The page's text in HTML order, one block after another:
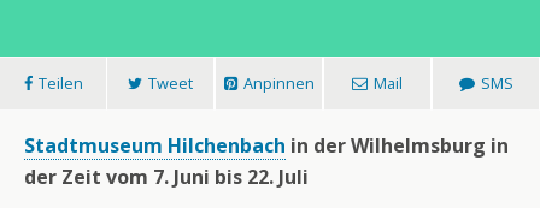
Teilen Tweet Anpinnen Mail SMS
Stadtmuseum Hilchenbach in der Wilhelmsburg in
der Zeit vom 7. Juni bis 22. Juli